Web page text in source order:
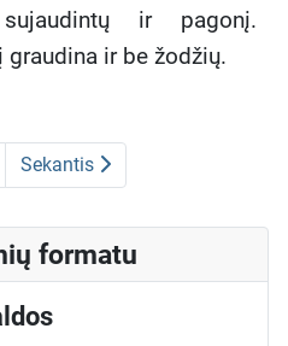
ir pagonį.
ir be žodžių.
Sekantis
formatu